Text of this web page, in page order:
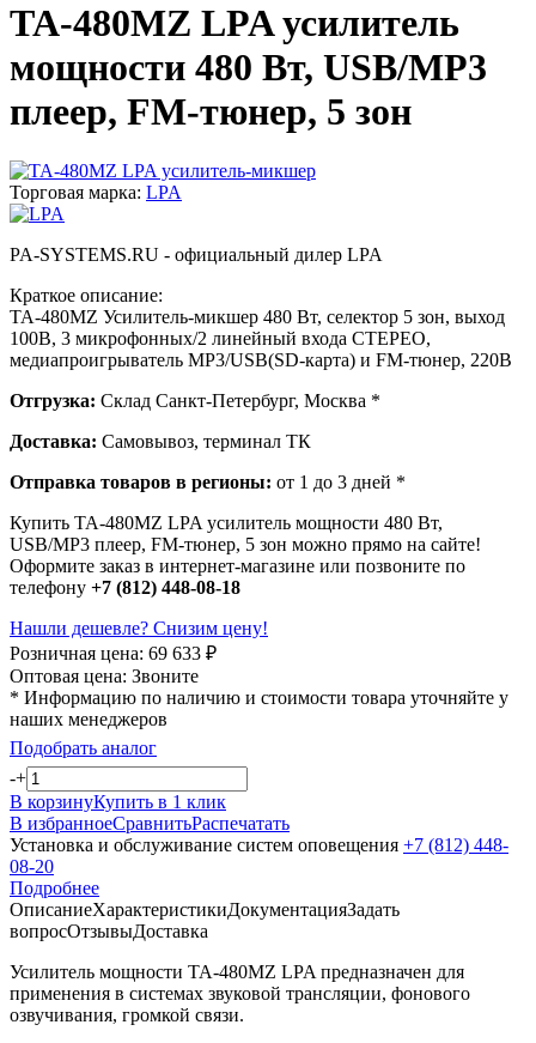
TA-480MZ LPA усилитель
мощности 480 Вт, USB/MP3
плеер, FM-тюнер, 5 зон
Торговая марка: LPA
PA-SYSTEMS.RU - официальный дилер LPA
Краткое описание:
TA-480MZ Усилитель-микшер 480 Вт, селектор 5 зон, выход
100В, 3 микрофонных/2 линейный входа СТЕРЕО,
медиапроигрыватель MP3/USB(SD-карта) и FM-тюнер, 220В
Отгрузка: Склад Санкт-Петербург, Москва *
Доставка: Самовывоз, терминал ТК
Отправка товаров в регионы: от 1 до 3 дней *
Купить TA-480MZ LPA усилитель мощности 480 Вт,
USB/MP3 плеер, FM-тюнер, 5 зон можно прямо на сайте!
Оформите заказ в интернет-магазине или позвоните по
телефону +7 (812) 448-08-18
Нашли дешевле? Снизим цену!
Розничная цена: 69 633 ₽
Оптовая цена: Звоните
* Информацию по наличию и стоимости товара уточняйте у
наших менеджеров
Подобрать аналог
-+
В корзинуКупить в 1 клик
В избранноеСравнитьРаспечатать
Установка и обслуживание систем оповещения +7 (812) 448-
08-20
Подробнее
ОписаниеХарактеристикиДокументацияЗадать
вопросОтзывыДоставка
Усилитель мощности TA-480MZ LPA предназначен для
применения в системах звуковой трансляции, фонового
озвучивания, громкой связи.